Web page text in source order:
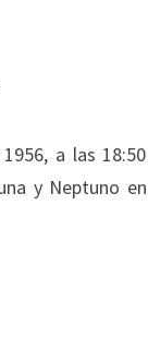
a las 18:50
y Neptuno en